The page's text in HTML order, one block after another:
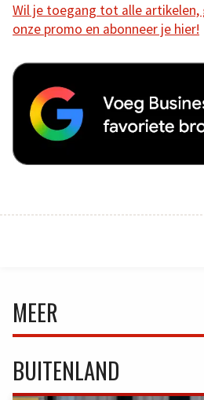
Wil je toegang tot alle
onze promo en abonneer je hier!
MEER
BUITENLAND